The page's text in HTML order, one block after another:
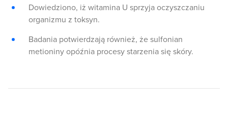
Dowiedziono, iż witamina U sprzyja oczyszczaniu
organizmu z toksyn.
Badania potwierdzają również, że sulfonian
metioniny opóźnia procesy starzenia się skóry.